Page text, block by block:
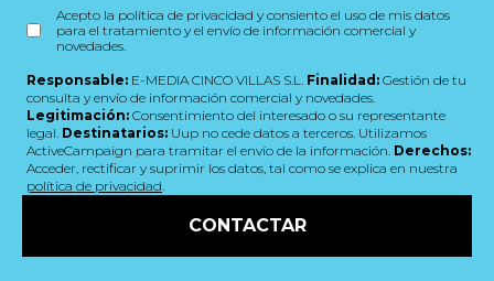
Acepto la política de privacidad y consiento el uso de mis datos
para el tratamiento y el envío de información comercial y
novedades.
Responsable: E-MEDIA CINCO VILLAS S.L. Finalidad: Gestión de tu
consulta y envío de información comercial y novedades.
Legitimación: Consentimiento del interesado o su representante
legal. Destinatarios: Uup no cede datos a terceros. Utilizamos
ActiveCampaign para tramitar el envío de la información. Derechos:
Acceder, rectificar y suprimir los datos, tal como se explica en nuestra
política de privacidad
CONTACTAR